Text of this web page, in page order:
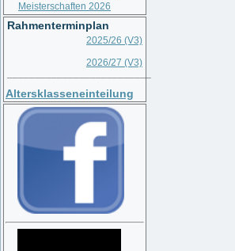
Meisterschaften 2026
Rahmenterminplan
2025/26 (V3)
2026/27 (V3)
Altersklasseneinteilung